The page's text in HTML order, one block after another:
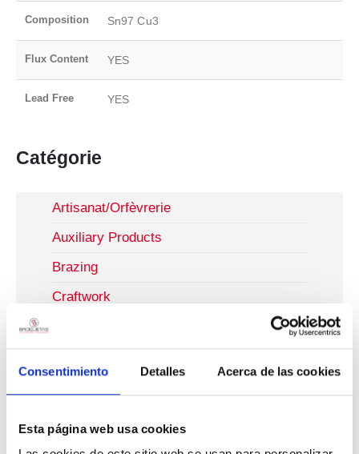
Consentimiento Detalles Acerca de las cookies
Esta página web usa cookies
Composition Sn97 Cu3
Flux Content YES
Lead Free YES
Catégorie
Artisanat/Orfèvrerie
Auxiliary Products
Brazing
Craftwork
Brasage Manuel